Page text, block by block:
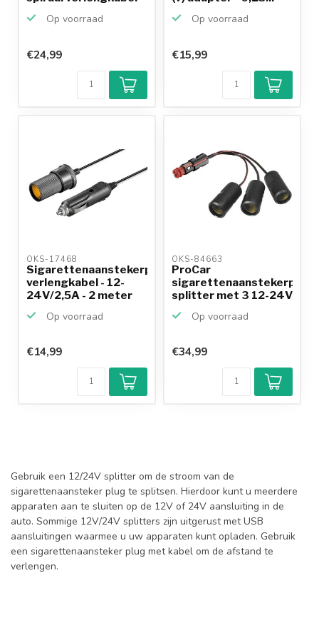
Op voorraad
€24,99
Op voorraad
€15,99
OKS-17468
Sigarettenaanstekerplug
verlengkabel - 12-
24V/2,5A - 2 meter
Op voorraad
€14,99
OKS-84663
ProCar
sigarettenaanstekerplug
splitter met 3 12-24V
Op voorraad
€34,99
Gebruik een 12/24V splitter om de stroom van de
sigarettenaansteker plug te splitsen. Hierdoor kunt u meerdere
apparaten aan te sluiten op de 12V of 24V aansluiting in de
auto. Sommige 12V/24V splitters zijn uitgerust met USB
aansluitingen waarmee u uw apparaten kunt opladen. Gebruik
een sigarettenaansteker plug met kabel om de afstand te
verlengen.